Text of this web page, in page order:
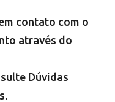
contato com o
através do
Dúvidas